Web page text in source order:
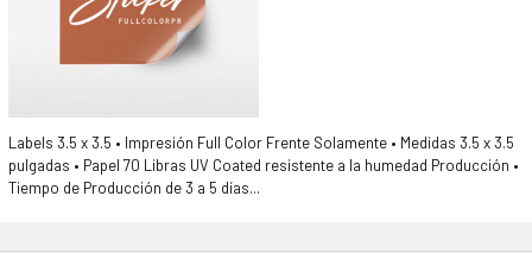
Labels 3.5 x 3.5 • Impresión Full Color Frente Solamente • Medidas 3.5 x 3.5
pulgadas • Papel 70 Libras UV Coated resistente a la humedad Producción •
Tiempo de Producción de 3 a 5 días...